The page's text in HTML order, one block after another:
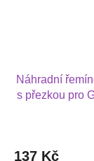
Náhradní
s přezkou pro
137 Kč